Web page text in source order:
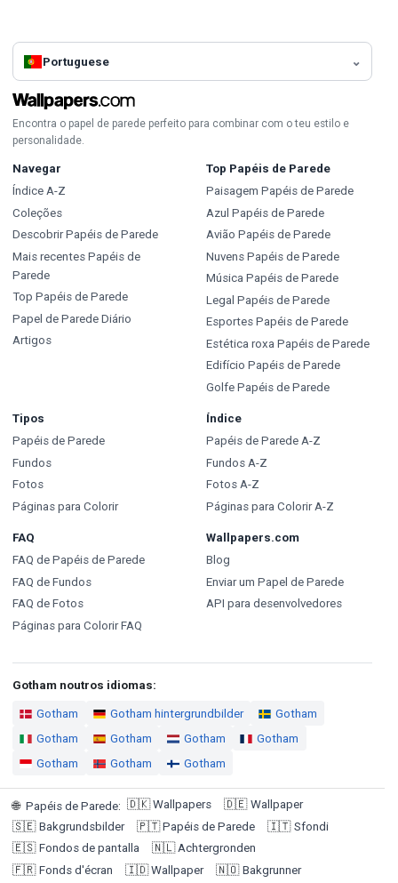
Portuguese
Encontra o papel de parede perfeito para combinar com o teu estilo e
personalidade.
Navegar
Índice A-Z
Coleções
Descobrir Papéis de Parede
Mais recentes Papéis de
Parede
Top Papéis de Parede
Papel de Parede Diário
Artigos
Top Papéis de Parede
Paisagem Papéis de Parede
Azul Papéis de Parede
Avião Papéis de Parede
Nuvens Papéis de Parede
Música Papéis de Parede
Legal Papéis de Parede
Esportes Papéis de Parede
Estética roxa Papéis de Parede
Edifício Papéis de Parede
Golfe Papéis de Parede
Tipos
Papéis de Parede
Fundos
Fotos
Páginas para Colorir
Índice
Papéis de Parede A-Z
Fundos A-Z
Fotos A-Z
Páginas para Colorir A-Z
FAQ
FAQ de Papéis de Parede
FAQ de Fundos
FAQ de Fotos
Páginas para Colorir FAQ
Wallpapers.com
Blog
Enviar um Papel de Parede
API para desenvolvedores
Gotham noutros idiomas:
Gotham Gotham hintergrundbilder
Gotham
Gotham
Gotham Gotham
Gotham
Gotham
Gotham Gotham
🌐 Papéis de Parede: 🇩🇰 Wallpapers 🇩🇪 Wallpaper
🇸🇪 Bakgrundsbilder 🇵🇹 Papéis de Parede 🇮🇹 Sfondi
🇪🇸 Fondos de pantalla 🇳🇱 Achtergronden
🇫🇷 Fonds d'écran 🇮🇩 Wallpaper 🇳🇴 Bakgrunner